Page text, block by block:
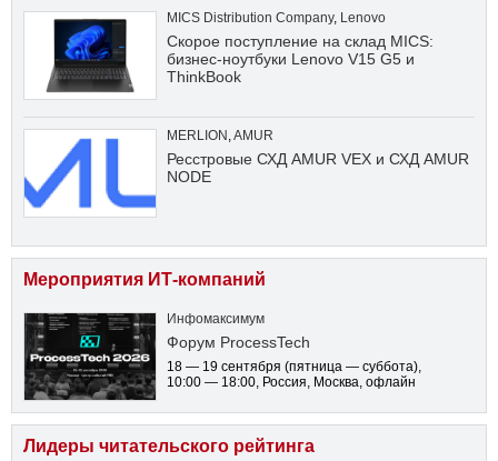
MICS Distribution Company, Lenovo
Скорое поступление на склад MICS:
бизнес-ноутбуки Lenovo V15 G5 и
ThinkBook
MERLION ,AMUR
Ресстровые СХД AMUR VEX и СХД AMUR
NODE
Мероприятия ИТ-компаний
Инфомаксимум
Форум ProcessTech
18 — 19 сентября (пятница — суббота),
10:00 — 18:00, Россия, Москва, офлайн
Лидеры читательского рейтинга